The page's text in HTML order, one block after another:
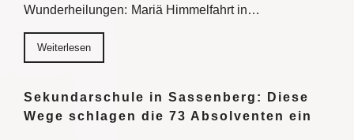
Wunderheilungen: Mariä Himmelfahrt in…
Weiterlesen
Sekundarschule in Sassenberg: Diese
Wege schlagen die 73 Absolventen ein